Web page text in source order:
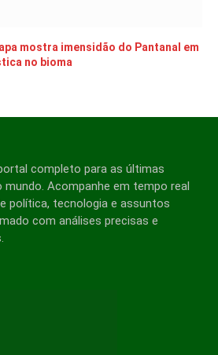
mostra imensidão do Pantanal em
no bioma
completo para as últimas
mundo. Acompanhe em tempo real
política, tecnologia e assuntos
com análises precisas e